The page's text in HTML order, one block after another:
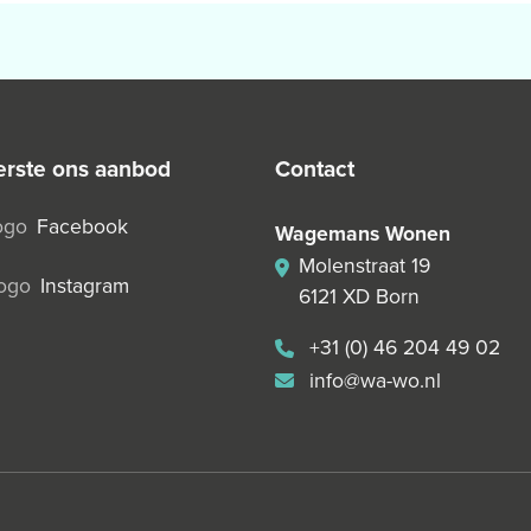
ons aanbod
Facebook
Instagram
contact
Wagemans Wonen
Molenstraat 19
6121 XD Born
+31 (0) 46 204 49 02
info@wa-wo.nl